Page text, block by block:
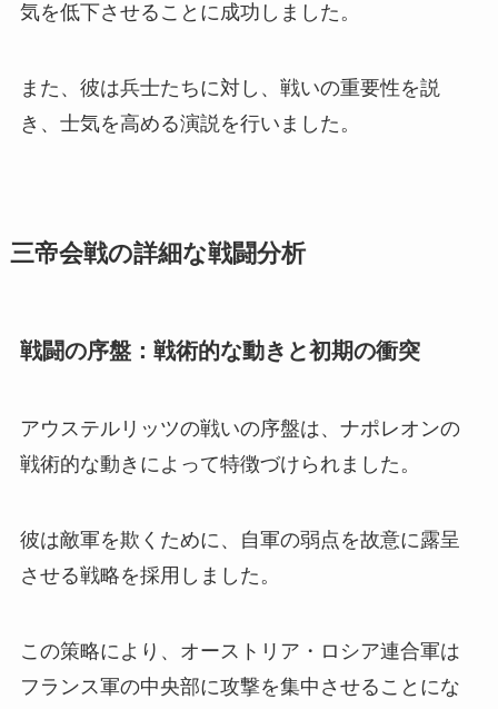
気を低下させることに成功しました。
また、彼は兵士たちに対し、戦いの重要性を説
き、士気を高める演説を行いました。
三帝会戦の詳細な戦闘分析
戦闘の序盤：戦術的な動きと初期の衝突
アウステルリッツの戦いの序盤は、ナポレオンの
戦術的な動きによって特徴づけられました。
彼は敵軍を欺くために、自軍の弱点を故意に露呈
させる戦略を採用しました。
この策略により、オーストリア・ロシア連合軍は
フランス軍の中央部に攻撃を集中させることにな